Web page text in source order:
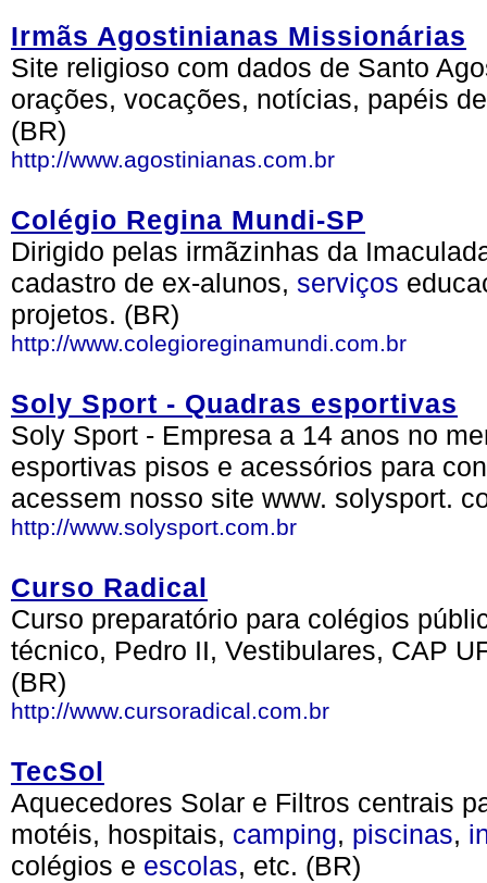
Irmãs Agostinianas Missionárias
Site religioso com dados de Santo
orações, vocações, notícias, papéis
(BR)
http://www.agostinianas.com.br
Colégio Regina Mundi-SP
Dirigido pelas irmãzinhas da
cadastro de ex-alunos, serviços
projetos. (BR)
http://www.colegioreginamundi.com.br
Soly Sport - Quadras esportivas
Soly Sport - Empresa a 14 anos no
esportivas pisos e acessórios para
acessem nosso site www. solysport.
http://www.solysport.com.br
Curso Radical
Curso preparatório para colégios
técnico, Pedro II, Vestibulares, CAP
(BR)
http://www.cursoradical.com.br
TecSol
Aquecedores Solar e Filtros centrais
motéis, hospitais, camping, piscinas,
colégios e escolas, etc. (BR)